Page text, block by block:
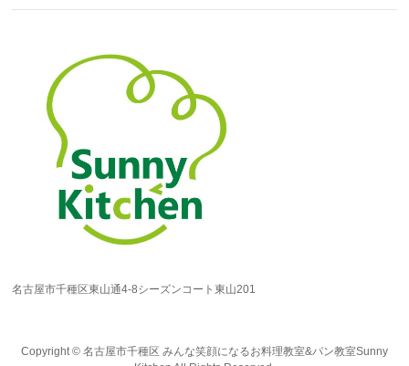
名古屋市千種区東山通4-8シーズンコート東山201
Copyright © 名古屋市千種区 みんな笑顔になるお料理教室&パン教室Sunny